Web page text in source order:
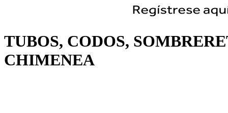
TUBOS, CODOS,
CHIMENEA